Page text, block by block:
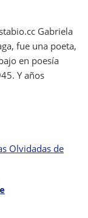
Gabriela
fue una poeta,
en poesía
Y años
Olvidadas de